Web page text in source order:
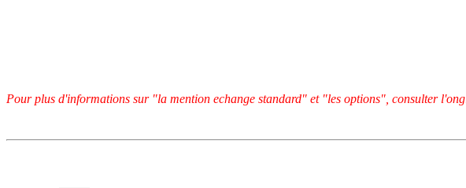
Pour plus d'informations sur "la mention echange standard" et "les options", consulter